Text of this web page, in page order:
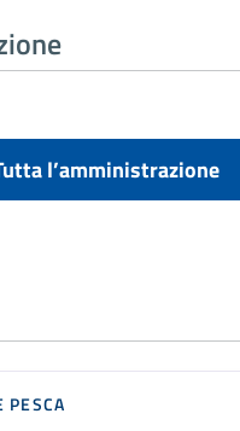
l’amministrazione
PESCA